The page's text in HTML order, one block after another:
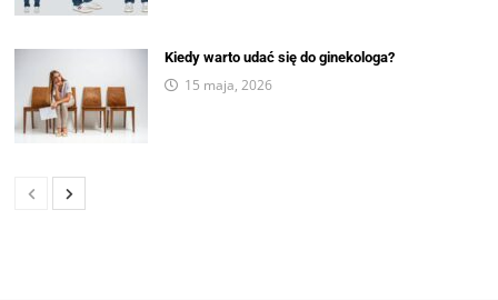
Kiedy warto udać się do ginekologa?
15 maja, 2026